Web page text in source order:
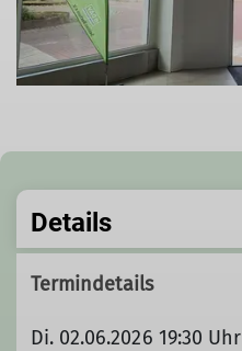
Details
Termindetails
Di. 02.06.2026 19:30 Uhr